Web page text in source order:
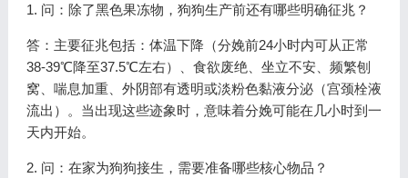
1. 问：除了黑色果冻物，狗狗生产前还有哪些明确征兆？
答：主要征兆包括：体温下降（分娩前24小时内可从正常
38-39℃降至37.5℃左右）、食欲废绝、坐立不安、频繁刨
窝、喘息加重、外阴部有透明或淡粉色黏液分泌（宫颈栓液
流出）。当出现这些迹象时，意味着分娩可能在几小时到一
天内开始。
2. 问：在家为狗狗接生，需要准备哪些核心物品？